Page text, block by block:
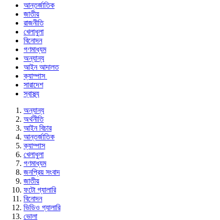
আন্তর্জাতিক
জাতীয়
রাজনীতি
খেলাধুলা
বিনোদন
গণমাধ্যম
অন্যান্য
আইন আদালত
ক্যাম্পাস
সারাদেশ
স্বাস্থ্য
অন্যান্য
অর্থনীতি
আইন বিচার
আন্তর্জাতিক
ক্যাম্পাস
খেলাধুলা
গণমাধ্যম
জনপ্রিয় সংবাদ
জাতীয়
ফটো গ্যালারি
বিনোদন
ভিডিও গ্যালারি
ভোলা